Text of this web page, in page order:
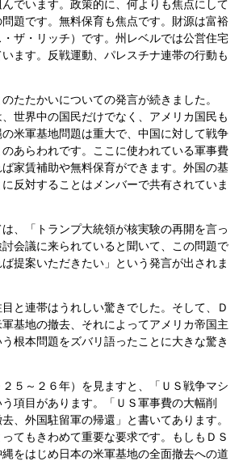
でいます。政策的に、何よりも焦点にして
題です。無料保育も焦点です。財源は富裕
ザ・リッチ）です。州レベルでは公営住宅
ます。反戦運動、パレスチナ連帯の行動も
たたかいについての発言が続きました。
、世界中の国民だけでなく、アメリカ国民も
米軍基地問題は重大で、中国に対して戦争
あらわれです。ここに使われている軍事費
家賃補助や無料保育ができます。外国の基
反対することはメンバーで共有されていま
、「トランプ大統領が核実験の再開を言っ
会議に来られていると聞いて、この問題で
提案いただきたい」という発言が出されま
と連帯はうれしい驚きでした。そして、Ｄ
基地の撤去、それによってアメリカ帝国主
根本問題をズバリ語ったことに大きな驚き
５～２６年）を見ますと、「ＵＳ戦争マシ
項目があります。「ＵＳ軍事費の大幅削
、外国駐留軍の帰還」と書いてあります。
てもきわめて重要な要求です。もしもＤＳ
をはじめ日本の米軍基地の全面撤去への道